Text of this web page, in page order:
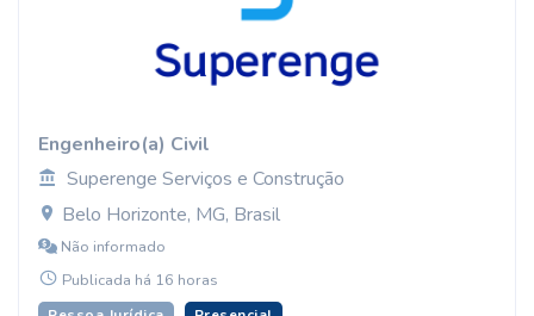
Engenheiro(a) Civil
Superenge Serviços e Construção
Belo Horizonte, MG, Brasil
Não informado
Publicada há 16 horas